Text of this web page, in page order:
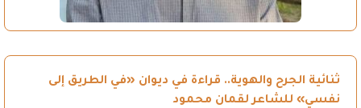
ثنائية الجرح والهوية.. قراءة في ديوان «في الطريق إلى
نفسي» للشاعر لقمان محمود